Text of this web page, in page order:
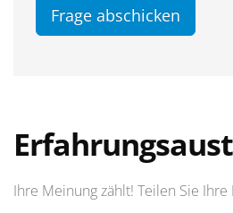
Frage abschicken
Ihre Meinung zählt! Teilen Sie Ihre